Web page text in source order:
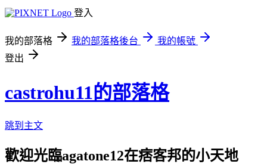
登入
我的部落格 我的部落格後台
我的帳號
登出
castrohu11的部落格
跳到主文
歡迎光臨agatone12在痞客邦的小天地